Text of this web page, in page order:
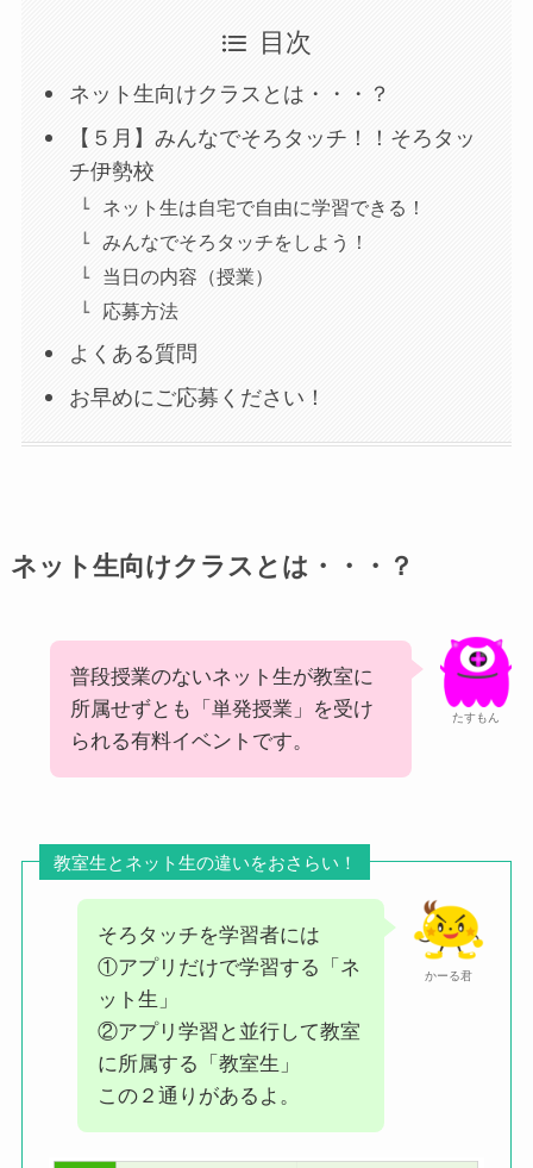
目次
ネット生向けクラスとは・・・？
【５月】みんなでそろタッチ！！そろタッ
チ伊勢校
ネット生は自宅で自由に学習できる！
みんなでそろタッチをしよう！
当日の内容（授業）
応募方法
よくある質問
お早めにご応募ください！
ネット生向けクラスとは・・・？
たすもん
普段授業のないネット生が教室に
所属せずとも「単発授業」を受け
られる有料イベントです。
教室生とネット生の違いをおさらい！
かーる君
そろタッチを学習者には
①アプリだけで学習する「ネ
ット生」
②アプリ学習と並行して教室
に所属する「教室生」
この２通りがあるよ。